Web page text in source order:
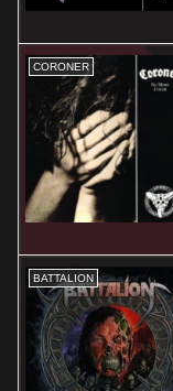
CORONER
BATTALION